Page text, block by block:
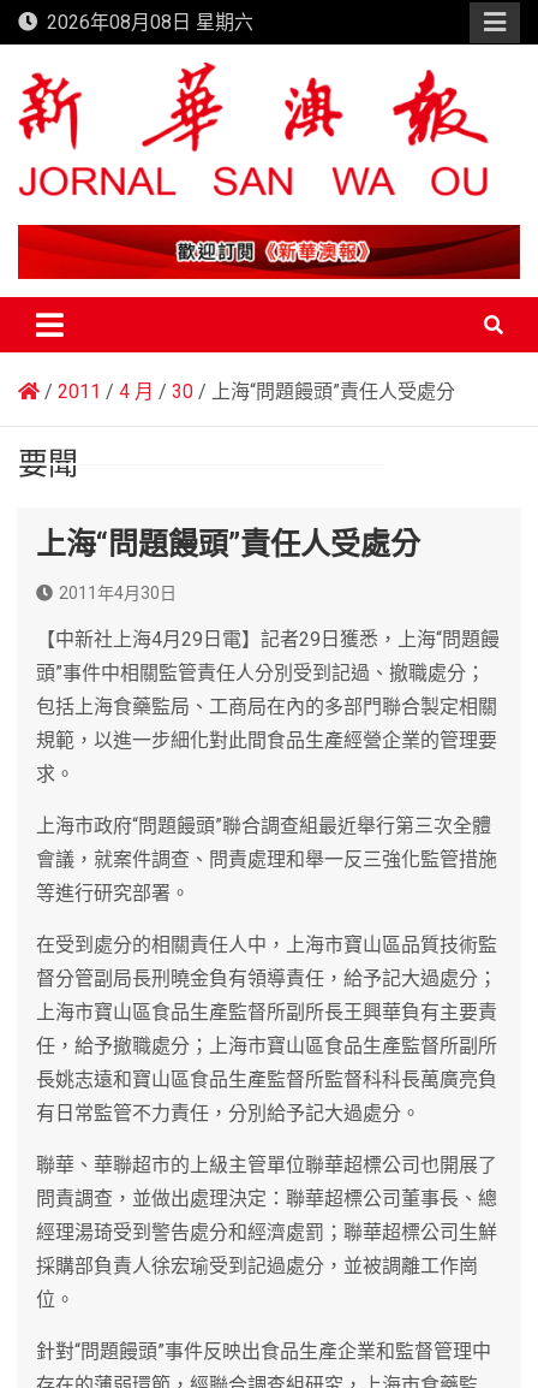
Skip
to
content
2026年08月08日 星期六
新華澳報
2011 4 月 30 上海“問題饅頭”責任人受處分
要聞
上海“問題饅頭”責任人受處分
2011年4月30日
【中新社上海4月29日電】記者29日獲悉，上海“問題饅
頭”事件中相關監管責任人分別受到記過、撤職處分；
包括上海食藥監局、工商局在內的多部門聯合製定相關
規範，以進一步細化對此間食品生產經營企業的管理要
求。
上海市政府“問題饅頭”聯合調查組最近舉行第三次全體
會議，就案件調查、問責處理和舉一反三強化監管措施
等進行研究部署。
在受到處分的相關責任人中，上海市寶山區品質技術監
督分管副局長刑曉金負有領導責任，給予記大過處分；
上海市寶山區食品生產監督所副所長王興華負有主要責
任，給予撤職處分；上海市寶山區食品生產監督所副所
長姚志遠和寶山區食品生產監督所監督科科長萬廣亮負
有日常監管不力責任，分別給予記大過處分。
聯華、華聯超市的上級主管單位聯華超標公司也開展了
問責調查，並做出處理決定：聯華超標公司董事長、總
經理湯琦受到警告處分和經濟處罰；聯華超標公司生鮮
採購部負責人徐宏瑜受到記過處分，並被調離工作崗
位。
針對“問題饅頭”事件反映出食品生產企業和監督管理中